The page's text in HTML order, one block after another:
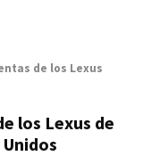
de los Lexus
los Lexus de